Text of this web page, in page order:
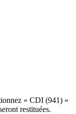
« CDI (941) »
restituées.